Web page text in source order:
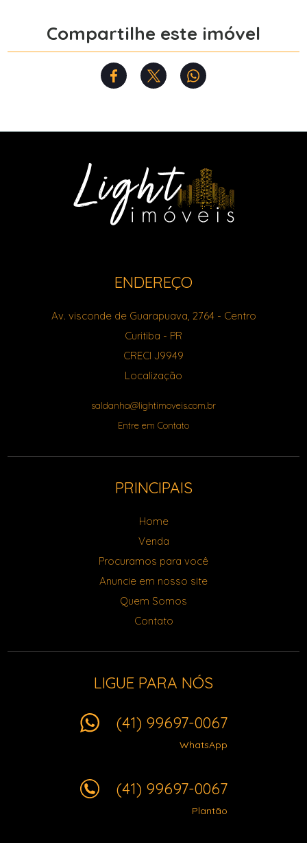
Compartilhe este imóvel
ENDEREÇO
Av. visconde de Guarapuava, 2764- Centro
Curitiba - PR
CRECI J9949
Localização
saldanha@lightimoveis.com.br
Entre em Contato
PRINCIPAIS
Home
Venda
Procuramos para você
Anuncie em nosso site
Quem Somos
Contato
LIGUE PARA NÓS
(41) 99697-0067
WhatsApp
(41) 99697-0067
Plantão